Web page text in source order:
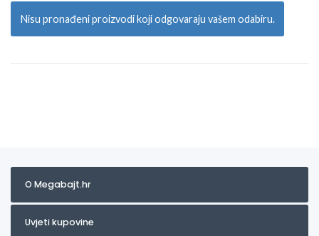
Nisu pronađeni proizvodi koji odgovaraju vašem odabiru.
O Megabajt.hr
Uvjeti kupovine